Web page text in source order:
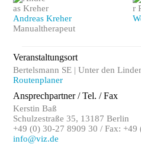
Andreas Kreher
Manualtherapeut
Veranstaltungsort
Bertelsmann SE | Unter den
Routenplaner
Ansprechpartner / Tel. / Fax
Kerstin Baß
Schulzestraße 35, 13187 Berlin
+49 (0) 30-27 8909 30 / Fax: +49
info@viz.de